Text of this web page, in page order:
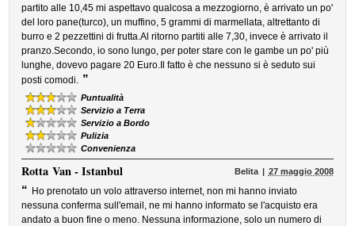
partito alle 10,45 mi aspettavo qualcosa a mezzogiorno, è arrivato un po'
del loro pane(turco), un muffino, 5 grammi di marmellata, altrettanto di
burro e 2 pezzettini di frutta.Al ritorno partiti alle 7,30, invece è arrivato il
pranzo.Secondo, io sono lungo, per poter stare con le gambe un po' più
lunghe, dovevo pagare 20 Euro.Il fatto è che nessuno si è seduto sui
posti comodi. ”
Puntualità
Servizio a Terra
Servizio a Bordo
Pulizia
Convenienza
RottaVan - Istanbul Belita 27 maggio 2008
“ Ho prenotato un volo attraverso internet, non mi hanno inviato
nessuna conferma sull'email, ne mi hanno informato se l'acquisto era
andato a buon fine o meno. Nessuna informazione, solo un numero di